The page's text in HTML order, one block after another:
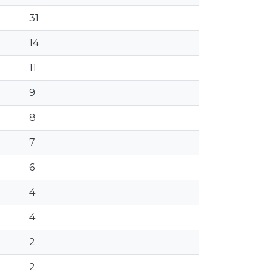
31
14
11
9
8
7
6
4
4
2
2